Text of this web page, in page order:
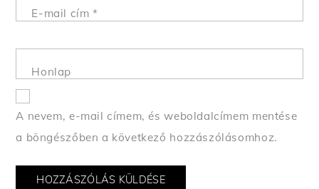
E-mail cím*
Honlap
A nevem, e-mail címem, és weboldalcímem mentése
a böngészőben a következő hozzászólásomhoz.